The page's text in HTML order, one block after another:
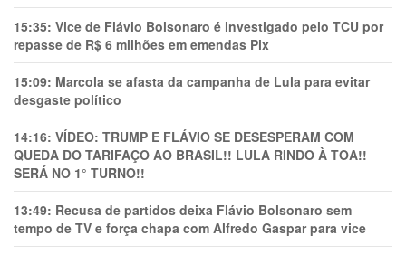
15:35: Vice de Flávio Bolsonaro é investigado pelo TCU por
repasse de R$ 6 milhões em emendas Pix
15:09: Marcola se afasta da campanha de Lula para evitar
desgaste político
14:16: VÍDEO: TRUMP E FLÁVIO SE DESESPERAM COM
QUEDA DO TARIFAÇO AO BRASIL!! LULA RINDO À TOA!!
SERÁ NO 1° TURNO!!
13:49: Recusa de partidos deixa Flávio Bolsonaro sem
tempo de TV e força chapa com Alfredo Gaspar para vice